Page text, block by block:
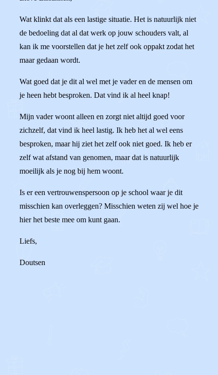
Wat klinkt dat als een lastige situatie. Het is natuurlijk niet
de bedoeling dat al dat werk op jouw schouders valt, al
kan ik me voorstellen dat je het zelf ook oppakt zodat het
maar gedaan wordt.
Wat goed dat je dit al wel met je vader en de mensen om
je heen hebt besproken. Dat vind ik al heel knap!
Mijn vader woont alleen en zorgt niet altijd goed voor
zichzelf, dat vind ik heel lastig. Ik heb het al wel eens
besproken, maar hij ziet het zelf ook niet goed. Ik heb er
zelf wat afstand van genomen, maar dat is natuurlijk
moeilijk als je nog bij hem woont.
Is er een vertrouwenspersoon op je school waar je dit
misschien kan overleggen? Misschien weten zij wel hoe je
hier het beste mee om kunt gaan.
Liefs,
Doutsen